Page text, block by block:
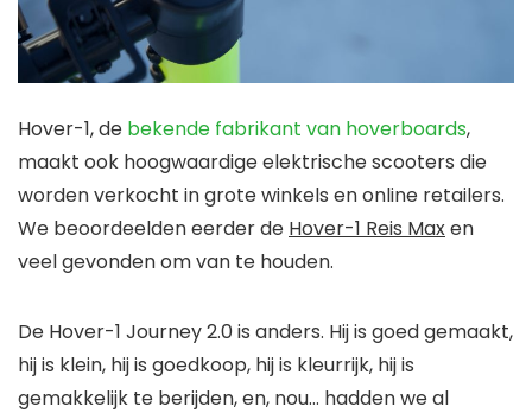
Hover-1, de bekende fabrikant van hoverboards,
maakt ook hoogwaardige elektrische scooters die
worden verkocht in grote winkels en online retailers.
We beoordeelden eerder de Hover-1 Reis Maxen
veel gevonden om van te houden.
De Hover-1 Journey 2.0 is anders. Hij is goed gemaakt,
hij is klein, hij is goedkoop, hij is kleurrijk, hij is
gemakkelijk te berijden, en, nou… hadden we al